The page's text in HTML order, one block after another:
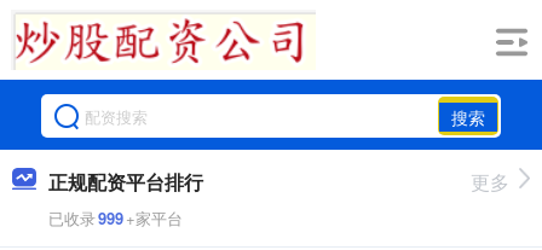
搜索
正规配资平台排行
已收录999+家平台
更多